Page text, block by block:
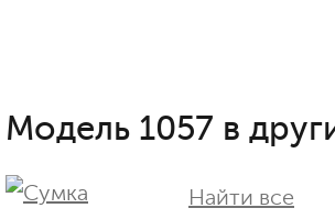
Модель 1057 в
Найти все